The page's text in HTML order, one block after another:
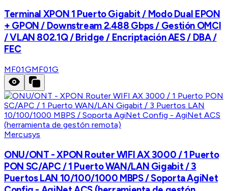
Terminal XPON 1 Puerto Gigabit / Modo Dual EPON
+ GPON / Downstream 2.488 Gbps / Gestión OMCI
/ VLAN 802.1Q / Bridge / Encriptación AES / DBA /
FEC
MF01GMF01G
Mercusys
ONU/ONT - XPON Router WIFI AX 3000 / 1 Puerto
PON SC/APC / 1 Puerto WAN/LAN Gigabit / 3
Puertos LAN 10/100/1000 MBPS / Soporta AgiNet